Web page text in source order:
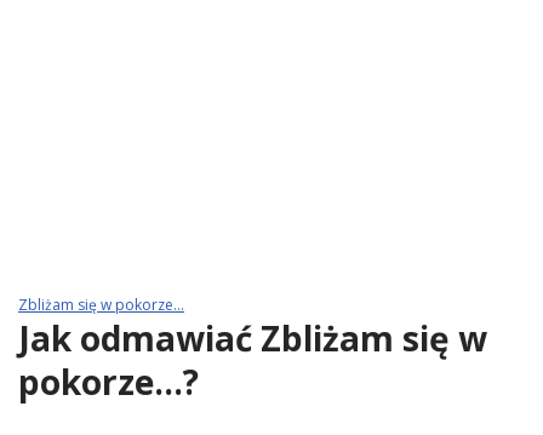
Zbliżam się w pokorze…
Jak odmawiać Zbliżam się w
pokorze…?